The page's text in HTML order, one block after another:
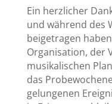
Ein herzlicher
und während des
beigetragen
Organisation, der
musikalischen
das
gelungenen